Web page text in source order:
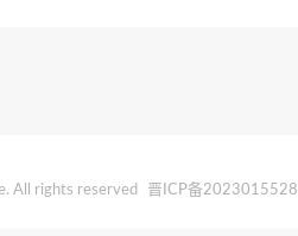
All rights reserved 晋ICP备